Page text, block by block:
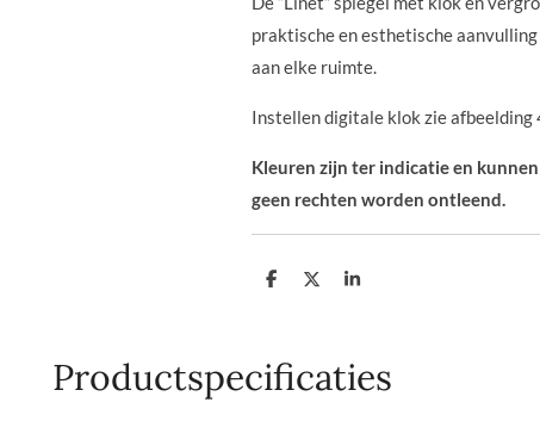
praktische en esthetische
aan elke ruimte.
Instellen digitale klok zie afbeelding
Kleuren zijn ter indicatie en
geen rechten worden ontleend.
D
D
S
Productspecificaties